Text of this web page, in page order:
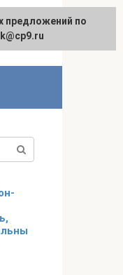
English
предложений по